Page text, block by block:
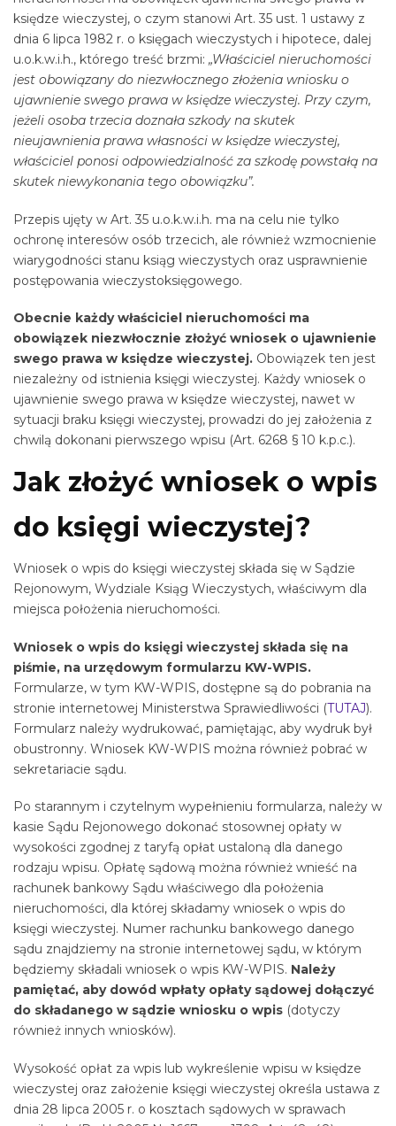
księdze wieczystej, o czym stanowi Art. 35 ust. 1 ustawy z
dnia 6 lipca 1982 r. o księgach wieczystych i hipotece, dalej
u.o.k.w.i.h., którego treść brzmi: „Właściciel nieruchomości
jest obowiązany do niezwłocznego złożenia wniosku o
ujawnienie swego prawa w księdze wieczystej. Przy czym,
jeżeli osoba trzecia doznała szkody na skutek
nieujawnienia prawa własności w księdze wieczystej,
właściciel ponosi odpowiedzialność za szkodę powstałą na
skutek niewykonania tego obowiązku”.
Przepis ujęty w Art. 35 u.o.k.w.i.h. ma na celu nie tylko
ochronę interesów osób trzecich, ale również wzmocnienie
wiarygodności stanu ksiąg wieczystych oraz usprawnienie
postępowania wieczystoksięgowego.
Obecnie każdy właściciel nieruchomości ma
obowiązek niezwłocznie złożyć wniosek o ujawnienie
swego prawa w księdze wieczystej. Obowiązek ten jest
niezależny od istnienia księgi wieczystej. Każdy wniosek o
ujawnienie swego prawa w księdze wieczystej, nawet w
sytuacji braku księgi wieczystej, prowadzi do jej założenia z
chwilą dokonani pierwszego wpisu (Art. 6268 § 10 k.p.c.).
Jak złożyć wniosek o wpis
do księgi wieczystej?
Wniosek o wpis do księgi wieczystej składa się w Sądzie
Rejonowym, Wydziale Ksiąg Wieczystych, właściwym dla
miejsca położenia nieruchomości.
Wniosek o wpis do księgi wieczystej składa się na
piśmie, na urzędowym formularzu KW-WPIS.
Formularze, w tym KW-WPIS, dostępne są do pobrania na
stronie internetowej Ministerstwa Sprawiedliwości (TUTAJ).
Formularz należy wydrukować, pamiętając, aby wydruk był
obustronny. Wniosek KW-WPIS można również pobrać w
sekretariacie sądu.
Po starannym i czytelnym wypełnieniu formularza, należy w
kasie Sądu Rejonowego dokonać stosownej opłaty w
wysokości zgodnej z taryfą opłat ustaloną dla danego
rodzaju wpisu. Opłatę sądową można również wnieść na
rachunek bankowy Sądu właściwego dla położenia
nieruchomości, dla której składamy wniosek o wpis do
księgi wieczystej. Numer rachunku bankowego danego
sądu znajdziemy na stronie internetowej sądu, w którym
będziemy składali wniosek o wpis KW-WPIS. Należy
pamiętać, aby dowód wpłaty opłaty sądowej dołączyć
do składanego w sądzie wniosku o wpis (dotyczy
również innych wniosków).
Wysokość opłat za wpis lub wykreślenie wpisu w księdze
wieczystej oraz założenie księgi wieczystej określa ustawa z
dnia 28 lipca 2005 r. o kosztach sądowych w sprawach